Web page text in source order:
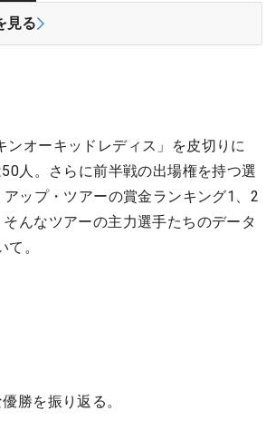
見る
オーキッドレディス」を皮切りに
人。さらに前半戦の出場権を持つ選
ップ・ツアーの賞金ランキング1、2
んなツアーの主力選手たちのデータ
。
勝を振り返る。